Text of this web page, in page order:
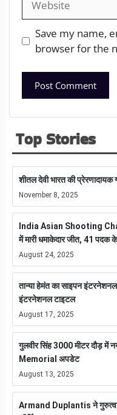
Save my name,
browser for the
Top Stories
शीतल देवी भारत की प्रेरणादायक
November 8, 2025
India Asian Shooting
में मारी धमाकेदार जीत, 41 पदक
August 24, 2025
तान्या हेमंत का साइपन इंटरनेशनल
इंटरनेशनल टाइटल
August 17, 2025
गुलवीर सिंह 3000 मीटर दौड़ में
Memorial अपडेट
August 13, 2025
Armand Duplantis ने